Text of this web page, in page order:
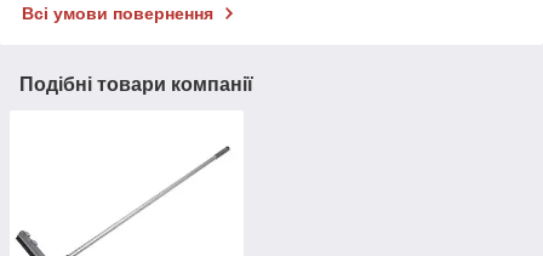
Всі умови повернення
Подібні товари компанії